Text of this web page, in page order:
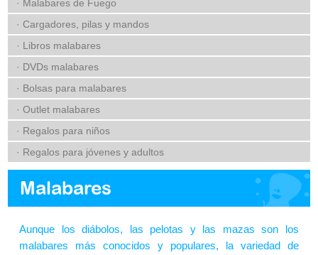
· Malabares de Fuego
· Cargadores, pilas y mandos
· Libros malabares
· DVDs malabares
· Bolsas para malabares
· Outlet malabares
· Regalos para niños
· Regalos para jóvenes y adultos
Malabares
Aunque los diábolos, las pelotas y las mazas son los
malabares más conocidos y populares, la variedad de